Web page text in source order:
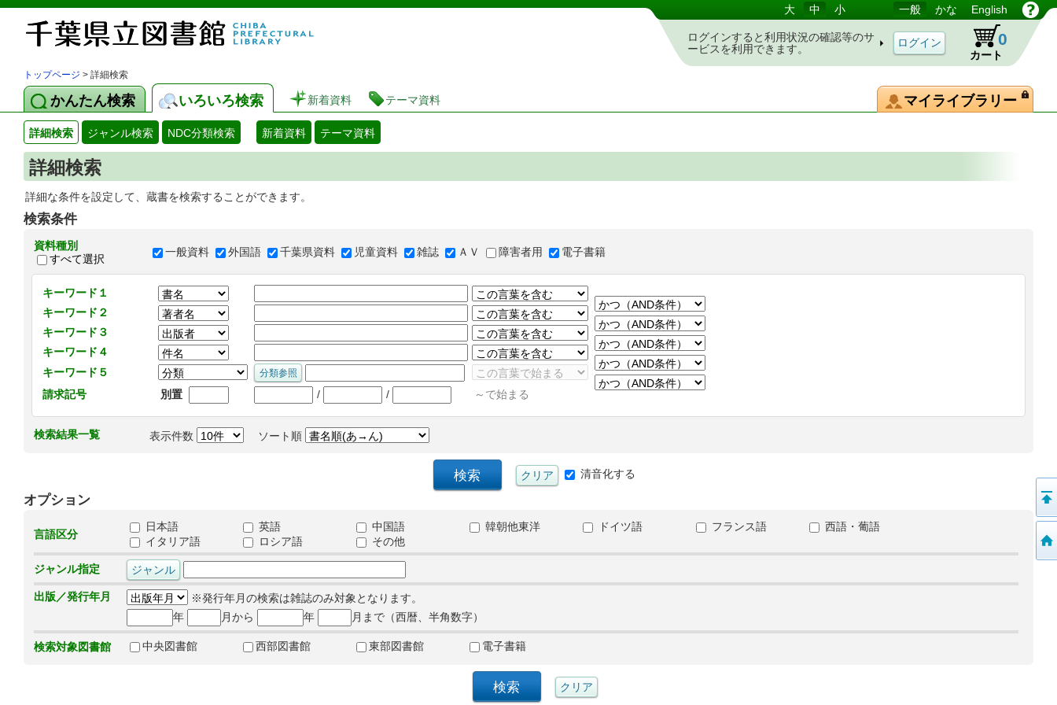
図書館 蔵書検索・予約システム 大 中 小 一般 かな English
ログインすると利用状況の確認等のサ
ービスを利用できます。
カート
0
トップページ > 詳細検索
かんたん検索 いろいろ検索 新着資料 テーマ資料 マイライブラリー
詳細検索 ジャンル検索 NDC分類検索 新着資料 テーマ資料
詳細検索
詳細な条件を設定して、蔵書を検索することができます。
検索条件
資料種別
すべて選択
一般資料 外国語 千葉県資料 児童資料 雑誌 ＡＶ 障害者用 電子書籍
キーワード１
キーワード２
キーワード３
キーワード４
キーワード５
請求記号
別置 / / ～で始まる
検索結果一覧 表示件数 ソート順
清音化する
オプション
言語区分
日本語 英語 中国語 韓朝他東洋 ドイツ語 フランス語
西語・葡語
イタリア語
ロシア語 その他
ジャンル指定
出版／発行年月
※発行年月の検索は雑誌のみ対象となります。
年
月から 年 月まで（西暦、半角数字）
検索対象図書館 中央図書館 西部図書館 東部図書館 電子書籍